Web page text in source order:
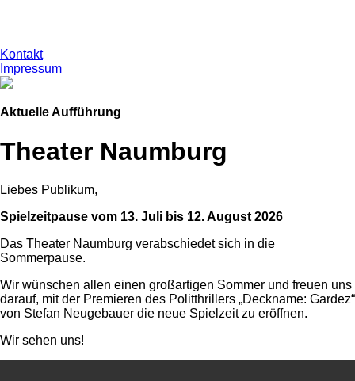
Kontakt
Impressum
Aktuelle Aufführung
Theater Naumburg
Liebes Publikum,
Spielzeitpause vom 13. Juli bis 12. August 2026
Das Theater Naumburg verabschiedet sich in die
Sommerpause.
Wir wünschen allen einen großartigen Sommer und freuen uns
darauf, mit der Premieren des Politthrillers „Deckname: Gardez“
von Stefan Neugebauer die neue Spielzeit zu eröffnen.
Wir sehen uns!